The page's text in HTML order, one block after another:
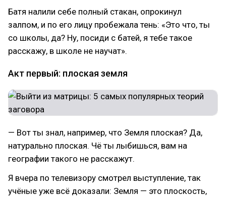
Батя налили себе полный стакан, опрокинул
залпом, и по его лицу пробежала тень: «Это что, ты
со школы, да? Ну, посиди с батей, я тебе такое
расскажу, в школе не научат».
Акт первый: плоская земля
— Вот ты знал, например, что Земля плоская? Да,
натурально плоская. Чё ты лыбишься, вам на
географии такого не расскажут.
Я вчера по телевизору смотрел выступление, так
учёные уже всё доказали: Земля — это плоскость,